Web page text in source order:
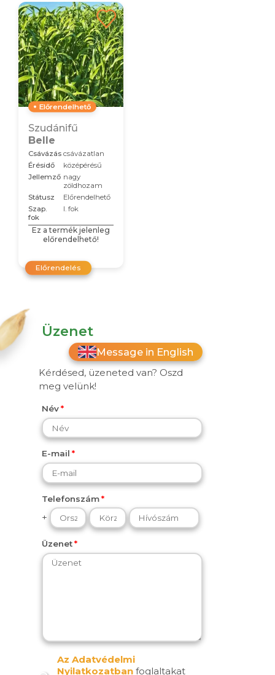
Előrendelhető
Szudánifű
Belle
Csávázás csávázatlan
Érésidő
középérésű
Jellemző nagy
zöldhozam
Státusz
Előrendelhető
Szap.
fok
I. fok
Ez a termék jelenleg
előrendelhető!
Előrendelés
Üzenet
Message in English
Kérdésed, üzeneted van? Oszd
meg velünk!
Név
E-mail
Telefonszám
+
Üzenet
Az Adatvédelmi
Nyilatkozatban foglaltakat